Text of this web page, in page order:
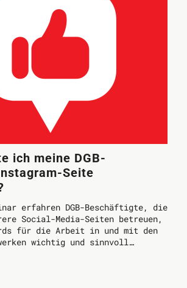
ich meine DGB-
Seite
erfahren DGB-Beschäftigte, die
Social-Media-Seiten betreuen,
für die Arbeit in und mit den
wichtig und sinnvoll…